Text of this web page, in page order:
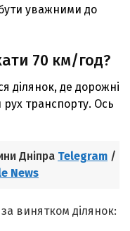
уважними до
70 км/год?
ділянок, де дорожні
транспорту. Ось
Дніпра Telegram /
News
винятком ділянок: